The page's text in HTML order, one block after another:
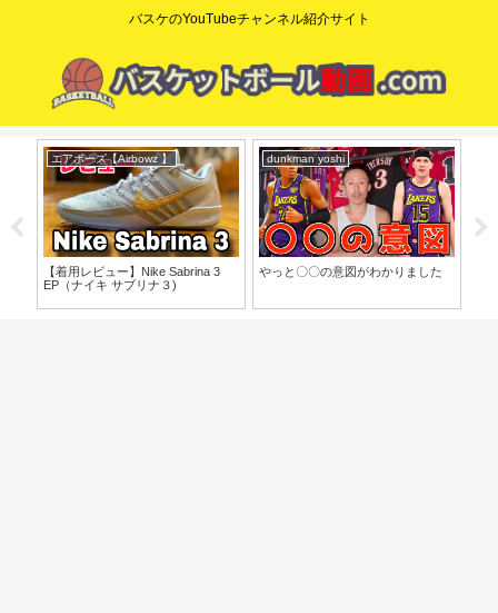
バスケのYouTubeチャンネル紹介サイト
エアボーズ【Airbowz 】
【着用レビュー】Nike Sabrina 3
EP（ナイキ サブリナ３)
dunkman yoshi
やっと〇〇の意図がわかりました